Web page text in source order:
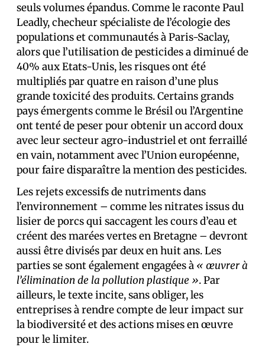
seuls volumes épandus. Comme le raconte Paul
Leadly, checheur spécialiste de l’écologie des
populations et communautés à Paris-Saclay,
alors que l’utilisation de pesticides a diminué de
40% aux Etats-Unis, les risques ont été
multipliés par quatre en raison d’une plus
grande toxicité des produits. Certains grands
pays émergents comme le Brésil ou l’Argentine
ont tenté de peser pour obtenir un accord doux
avec leur secteur agro-industriel et ont ferraillé
en vain, notamment avec l’Union européenne,
pour faire disparaître la mention des pesticides.
Les rejets excessifs de nutriments dans
l’environnement – comme les nitrates issus du
lisier de porcs qui saccagent les cours d’eau et
créent des marées vertes en Bretagne – devront
aussi être divisés par deux en huit ans. Les
parties se sont également engagées à « œuvrer à
l’élimination de la pollution plastique ». Par
ailleurs, le texte incite, sans obliger, les
entreprises à rendre compte de leur impact sur
la biodiversité et des actions mises en œuvre
pour le limiter.